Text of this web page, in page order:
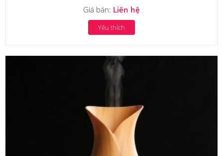
Giá bán: Liên hệ
Yêu thích